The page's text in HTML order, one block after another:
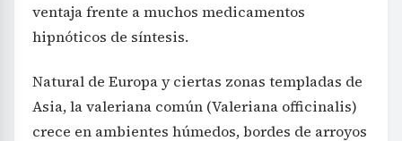
ventaja frente a muchos medicamentos
hipnóticos de síntesis.
Natural de Europa y ciertas zonas templadas de
Asia, la valeriana común (Valeriana officinalis)
crece en ambientes húmedos, bordes de arroyos